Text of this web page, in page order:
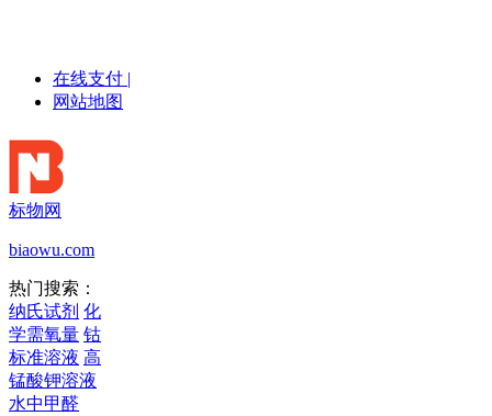
在线支付 |
网站地图
标物网
biaowu.com
热门搜索：
纳氏试剂 化
学需氧量 钴
标准溶液 高
锰酸钾溶液
水中甲醛